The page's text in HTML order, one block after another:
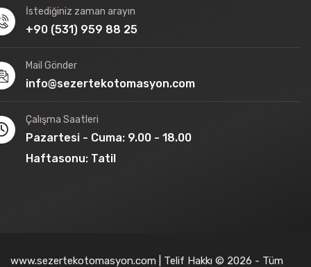
İstediğiniz zaman arayın
+90 (531) 959 88 25
Mail Gönder
info@sezertekotomasyon.com
Çalışma Saatleri
Pazartesi - Cuma: 9.00 - 18.00
Haftasonu: Tatil
www.sezertekotomasyon.com | Telif Hakkı © 2026 - Tüm